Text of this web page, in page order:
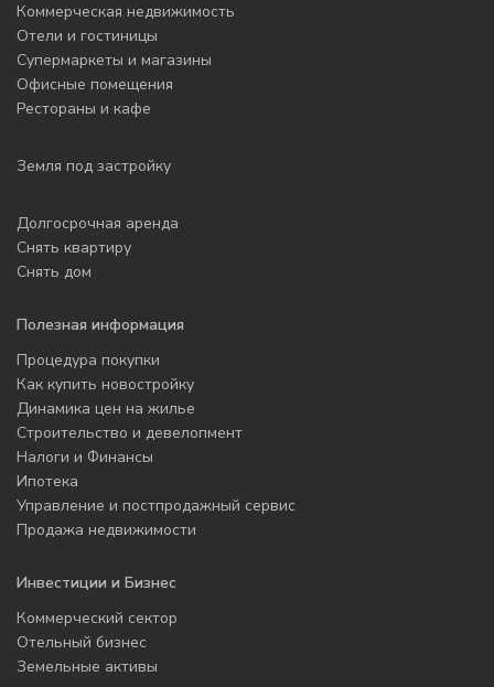
Коммерческая недвижимость
Отели и гостиницы
Супермаркеты и магазины
Офисные помещения
Рестораны и кафе
Земля под застройку
Долгосрочная аренда
Снять квартиру
Снять дом
Полезная информация
Процедура покупки
Как купить новостройку
Динамика цен на жилье
Строительство и девелопмент
Налоги и Финансы
Ипотека
Управление и постпродажный сервис
Продажа недвижимости
Инвестиции и Бизнес
Коммерческий сектор
Отельный бизнес
Земельные активы